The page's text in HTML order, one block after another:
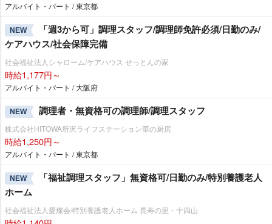
アルバイト・パート / 東京都
NEW
「週3から可」調理スタッフ/調理師免許必須/日勤のみ/
ケアハウス/社会保障完備
社会福祉法人シャローム/ケアハウス せっとんの家
時給1,177円～
アルバイト・パート / 大阪府
NEW 調理者・無資格可の調理師/調理スタッフ
株式会社HITOWA所沢ライフステーション華の厨房
時給1,250円～
アルバイト・パート / 東京都
NEW
「福祉調理スタッフ」無資格可/日勤のみ/特別養護老人
ホーム
社会福祉法人愛燦会/特別養護老人ホーム 長寿の里・十四山